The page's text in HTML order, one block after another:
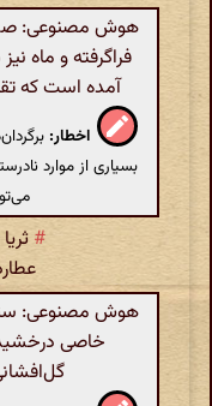
هوش مصنوعی:
فراگرفته و ماه
آمده است که
اخطار:
بسیاری از موارد
#
هوش مصنوعی:
خاصی